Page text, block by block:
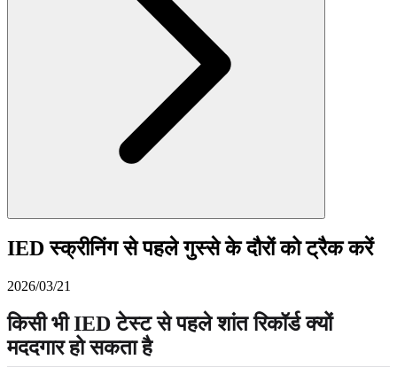
IED स्क्रीनिंग से पहले गुस्से के दौरों को ट्रैक करें
2026/03/21
किसी भी IED टेस्ट से पहले शांत रिकॉर्ड क्यों
मददगार हो सकता है